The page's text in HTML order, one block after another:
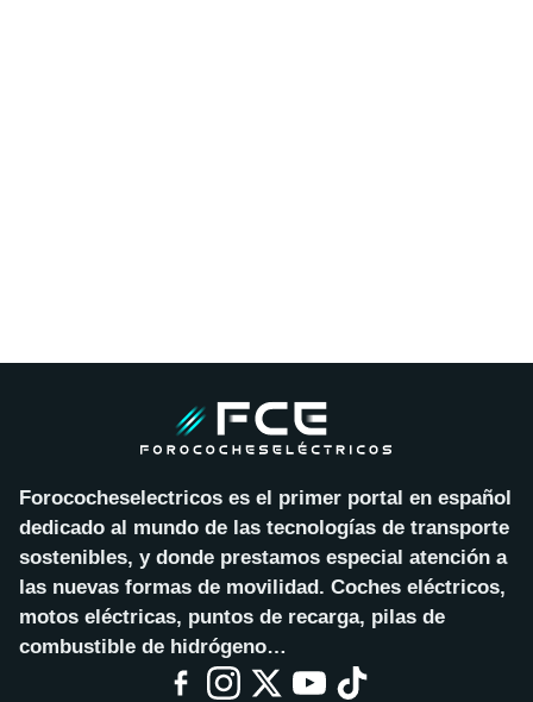
Forococheselectricos es el primer portal en español
dedicado al mundo de las tecnologías de transporte
sostenibles, y donde prestamos especial atención a
las nuevas formas de movilidad. Coches eléctricos,
motos eléctricas, puntos de recarga, pilas de
combustible de hidrógeno…